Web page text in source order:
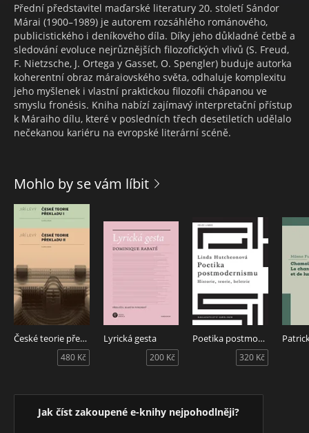
Přední představitel maďarské literatury 20. století Sándor
Márai (1900–1989) je autorem rozsáhlého románového,
publicistického i deníkového díla. Díky jeho důkladné četbě a
sledování evoluce nejrůznějších filozofických vlivů (S. Freud,
F. Nietzsche, J. Ortega y Gasset, O. Spengler) buduje autorka
koherentní obraz máraiovského světa, odhaluje komplexitu
jeho myšlenek i vlastní praktickou filozofii chápanou ve
smyslu fronésis. Kniha nabízí zajímavý interpretační přístup
k Máraiho dílu, které v posledních třech desetiletích udělalo
nečekanou kariéru na evropské literární scéně.
Mohlo by se vám líbit
České teorie překladu I, II
480 Kč
Lyrická gesta
200 Kč
Poetika postmodernismu
320 Kč
Jak číst zakoupené e-knihy nejpohodlněji?